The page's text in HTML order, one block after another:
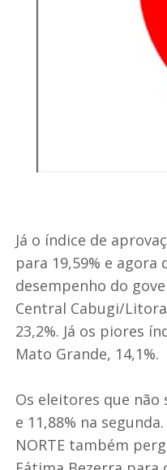
Já o índice de
para 19,59% e agora
desempenho do
Central Cabugi/
23,2%. Já os piores
Mato Grande, 14,1%.
Os eleitores que
e 11,88% na
NORTE também